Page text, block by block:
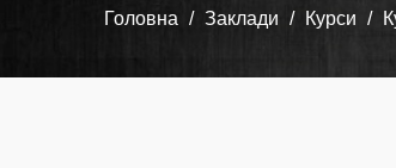
Головна Заклади Курси